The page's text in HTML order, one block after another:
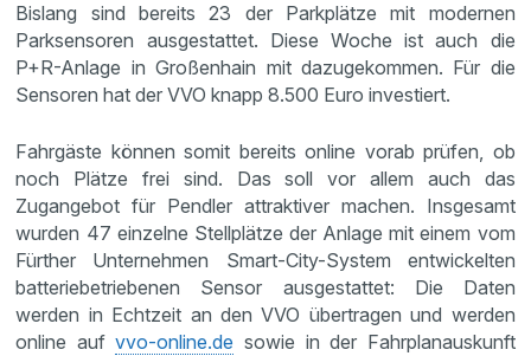
Bislang sind bereits 23 der Parkplätze mit modernen
Parksensoren ausgestattet. Diese Woche ist auch die
P+R-Anlage in Großenhain mit dazugekommen. Für die
Sensoren hat der VVO knapp 8.500 Euro investiert.
Fahrgäste können somit bereits online vorab prüfen, ob
noch Plätze frei sind. Das soll vor allem auch das
Zugangebot für Pendler attraktiver machen. Insgesamt
wurden 47 einzelne Stellplätze der Anlage mit einem vom
Fürther Unternehmen Smart-City-System entwickelten
batteriebetriebenen Sensor ausgestattet: Die Daten
werden in Echtzeit an den VVO übertragen und werden
online aufvvo-online.de sowie in der Fahrplanauskunft